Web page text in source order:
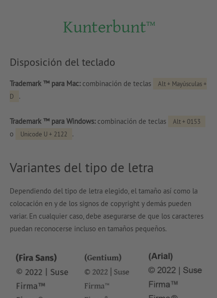
Disposición del teclado
Trademark ™ para Mac: combinación de teclas
Alt + Mayúsculas +
D
.
Trademark ™ para Windows: combinación de teclas Alt + 0153
o Unicode U + 2122 .
Variantes del tipo de letra
Dependiendo del tipo de letra elegido, el tamaño así como la
colocación en y de los signos de copyright y demás pueden
variar. En cualquier caso, debe asegurarse de que los caracteres
puedan reconocerse incluso en tamaños pequeños.